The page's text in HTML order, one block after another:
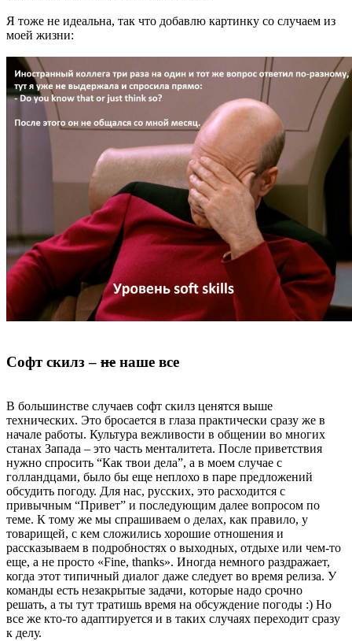
Я тоже не идеальна, так что добавлю картинку со случаем из
моей жизни:
Софт скилз – не наше все
В большинстве случаев софт скилз ценятся выше
технических. Это бросается в глаза практически сразу же в
начале работы. Культура вежливости в общении во многих
станах Запада – это часть менталитета. После приветствия
нужно спросить “Как твои дела”, а в моем случае с
голландцами, было бы еще неплохо в паре предложений
обсудить погоду. Для нас, русских, это расходится с
привычным “Привет” и последующим далее вопросом по
теме. К тому же мы спрашиваем о делах, как правило, у
товарищей, с кем сложились хорошие отношения и
рассказываем в подробностях о выходных, отдыхе или чем-то
еще, а не просто «Fine, thanks». Иногда немного раздражает,
когда этот типичный диалог даже следует во время релиза. У
команды есть незакрытые задачи, которые надо срочно
решать, а ты тут тратишь время на обсуждение погоды :) Но
все же кто-то адаптируется и в таких случаях переходит сразу
к делу.